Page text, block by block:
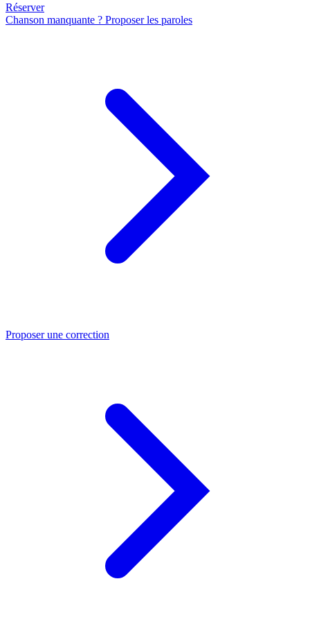
Réserver
Chanson manquante ? Proposer les paroles
Proposer une correction